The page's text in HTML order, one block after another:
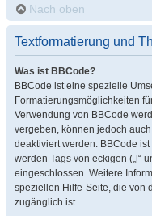
Nach oben
Textformatierung und
Was ist BBCode?
BBCode ist eine spezielle
Formatierungsmöglichkeiten
Verwendung von BBCode
vergeben, können jedoch
deaktiviert werden. BBCode
werden Tags von eckigen („[“
eingeschlossen. Weitere
speziellen Hilfe-Seite, die von
zugänglich ist.